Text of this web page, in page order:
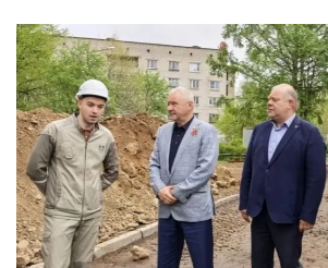
Автор:ПРО-ВОЛХОВ 23.05.2026 63